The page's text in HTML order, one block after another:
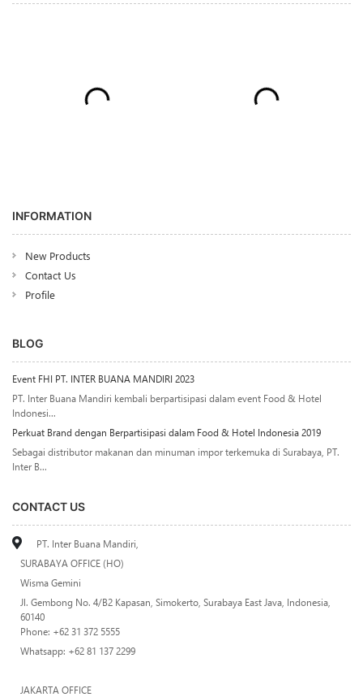
INFORMATION
New Products
Contact Us
Profile
BLOG
Event FHI PT. INTER BUANA MANDIRI 2023
PT. Inter Buana Mandiri kembali berpartisipasi dalam event Food & Hotel
Indonesi...
Perkuat Brand dengan Berpartisipasi dalam Food & Hotel Indonesia 2019
Sebagai distributor makanan dan minuman impor terkemuka di Surabaya, PT.
Inter B...
CONTACT US
PT. Inter Buana Mandiri,
SURABAYA OFFICE (HO)
Wisma Gemini
Jl. Gembong No. 4/B2 Kapasan, Simokerto, Surabaya East Java, Indonesia,
60140
Phone: +62 31 372 5555
Whatsapp: +62 81 137 2299
JAKARTA OFFICE